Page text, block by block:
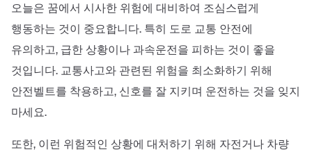
오늘은 꿈에서 시사한 위험에 대비하여 조심스럽게
행동하는 것이 중요합니다. 특히 도로 교통 안전에
유의하고, 급한 상황이나 과속운전을 피하는 것이 좋을
것입니다. 교통사고와 관련된 위험을 최소화하기 위해
안전벨트를 착용하고, 신호를 잘 지키며 운전하는 것을 잊지
마세요.
또한, 이런 위험적인 상황에 대처하기 위해 자전거나 차량